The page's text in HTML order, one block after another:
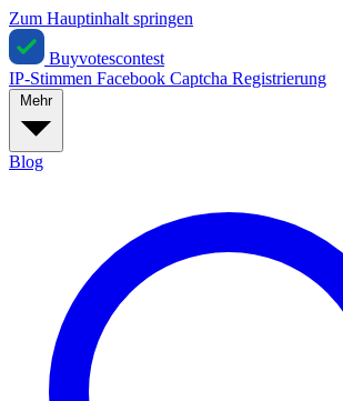
Zum Hauptinhalt springen
Buyvotescontest
IP-Stimmen Facebook Captcha Registrierung
Mehr
Blog